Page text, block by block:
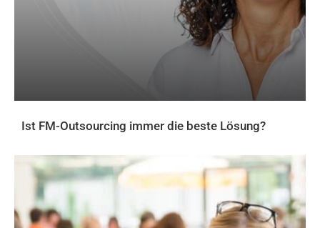
Ist FM-Outsourcing immer die beste Lösung?